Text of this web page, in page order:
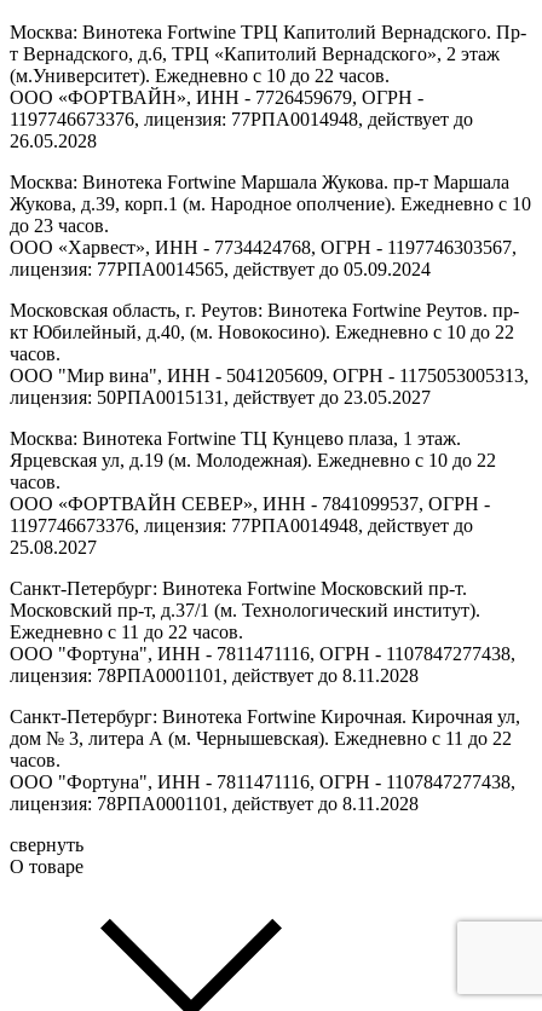
Москва: Винотека Fortwine ТРЦ Капитолий Вернадского. Пр-
т Вернадского, д.6, ТРЦ «Капитолий Вернадского», 2 этаж
(м.Университет). Ежедневно с 10 до 22 часов.
ООО «ФОРТВАЙН», ИНН - 7726459679, ОГРН -
1197746673376, лицензия: 77РПА0014948, действует до
26.05.2028
Москва: Винотека Fortwine Маршала Жукова. пр-т Маршала
Жукова, д.39, корп.1 (м. Народное ополчение). Ежедневно с 10
до 23 часов.
ООО «Харвест», ИНН - 7734424768, ОГРН - 1197746303567,
лицензия: 77РПА0014565, действует до 05.09.2024
Московская область, г. Реутов: Винотека Fortwine Реутов. пр-
кт Юбилейный, д.40, (м. Новокосино). Ежедневно с 10 до 22
часов.
ООО "Мир вина", ИНН - 5041205609, ОГРН - 1175053005313,
лицензия: 50РПА0015131, действует до 23.05.2027
Москва: Винотека Fortwine ТЦ Кунцево плаза, 1 этаж.
Ярцевская ул, д.19 (м. Молодежная). Ежедневно с 10 до 22
часов.
ООО «ФОРТВАЙН СЕВЕР», ИНН - 7841099537, ОГРН -
1197746673376, лицензия: 77РПА0014948, действует до
25.08.2027
Санкт-Петербург: Винотека Fortwine Московский пр-т.
Московский пр-т, д.37/1 (м. Технологический институт).
Ежедневно с 11 до 22 часов.
ООО "Фортуна", ИНН - 7811471116, ОГРН - 1107847277438,
лицензия: 78РПА0001101, действует до 8.11.2028
Санкт-Петербург: Винотека Fortwine Кирочная. Кирочная ул,
дом № 3, литера А (м. Чернышевская). Ежедневно с 11 до 22
часов.
ООО "Фортуна", ИНН - 7811471116, ОГРН - 1107847277438,
лицензия: 78РПА0001101, действует до 8.11.2028
свернуть
О товаре